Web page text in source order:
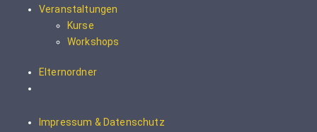
Veranstaltungen
Kurse
Workshops
Elternordner
Impressum & Datenschutz